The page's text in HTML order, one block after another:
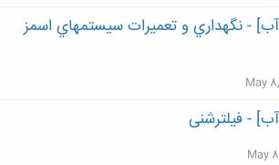
- نگهداري و تعميرات سيستمهاي اسمز
May
- فیلترشنی
May